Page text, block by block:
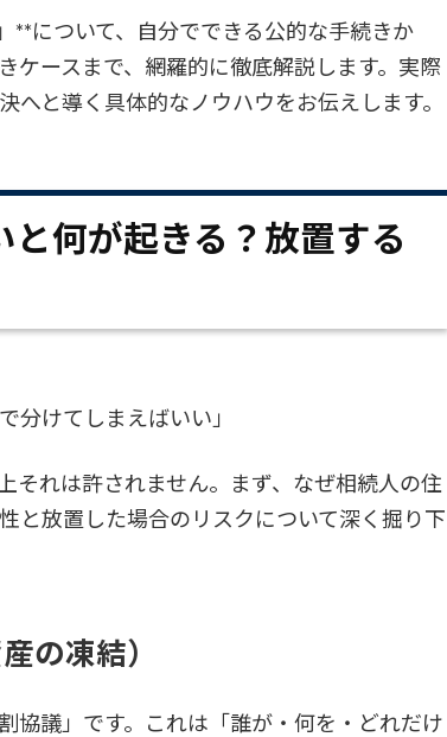
**について、自分でできる公的な手続きか
ケースまで、網羅的に徹底解説します。実際
と導く具体的なノウハウをお伝えします。
何が起きる？放置する
分けてしまえばいい」
それは許されません。まず、なぜ相続人の住
と放置した場合のリスクについて深く掘り下
の凍結）
協議」です。これは「誰が・何を・どれだけ